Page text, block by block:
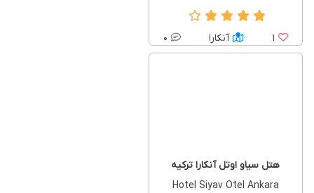
1 آنکارا 0
هتل سیاو اوتل آنکارا ترکیه
Hotel Siyav Otel Ankara